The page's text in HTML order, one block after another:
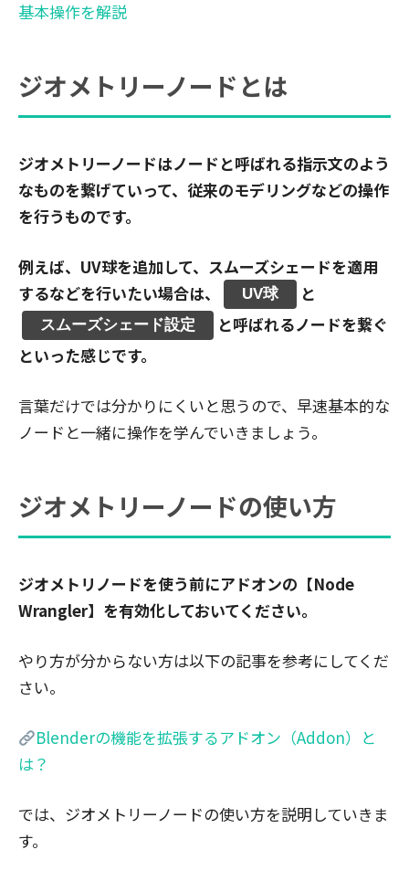
基本操作を解説
ジオメトリーノードとは
ジオメトリーノードはノードと呼ばれる指示文のよう
なものを繋げていって、従来のモデリングなどの操作
を行うものです。
例えば、UV球を追加して、スムーズシェードを適用
するなどを行いたい場合は、
UV球 と
スムーズシェード設定
と呼ばれるノードを繋ぐ
といった感じです。
言葉だけでは分かりにくいと思うので、早速基本的な
ノードと一緒に操作を学んでいきましょう。
ジオメトリーノードの使い方
ジオメトリノードを使う前にアドオンの【Node
Wrangler】を有効化しておいてください。
やり方が分からない方は以下の記事を参考にしてくだ
さい。
Blenderの機能を拡張するアドオン（Addon）と
は？
では、ジオメトリーノードの使い方を説明していきま
す。